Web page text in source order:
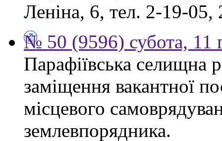
Леніна, 6, тел. 2-19-05,
№ 50 (9596) субота, 11
Парафіївська селищна
заміщення вакантної
місцевого
землевпорядника.